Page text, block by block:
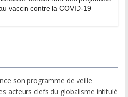
vaccin contre la COVID-19
son programme de veille
acteurs clefs du globalisme intitulé